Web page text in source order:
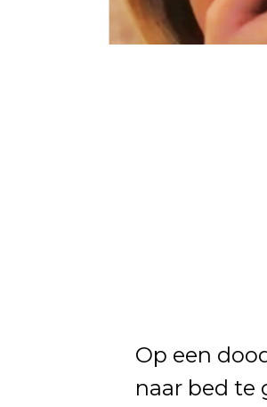
Op een
naar bed te